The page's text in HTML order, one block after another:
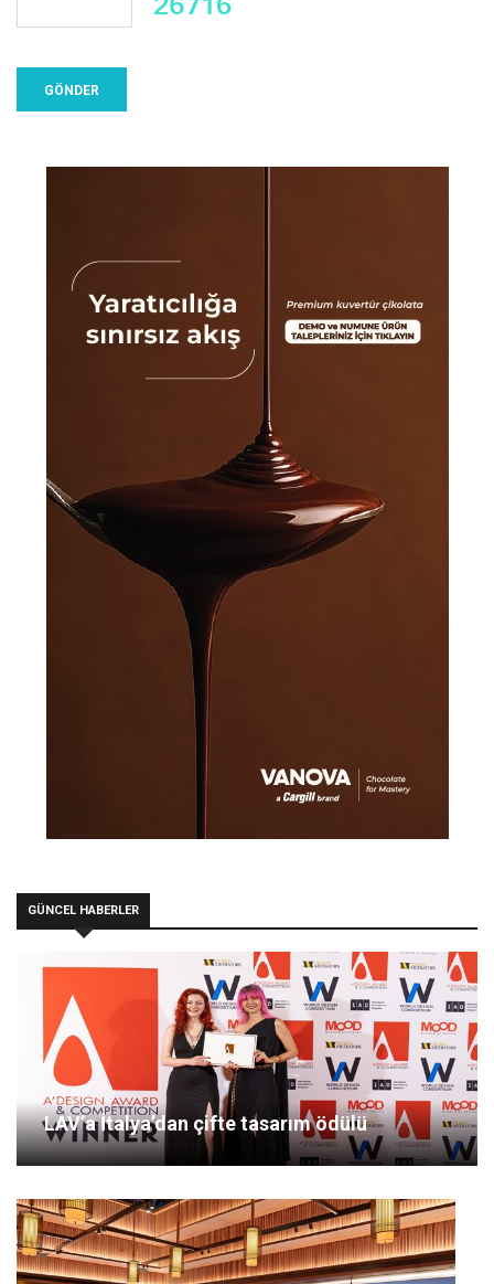
GÜNCEL HABERLER
LAV’a İtalya’dan çifte tasarım ödülü